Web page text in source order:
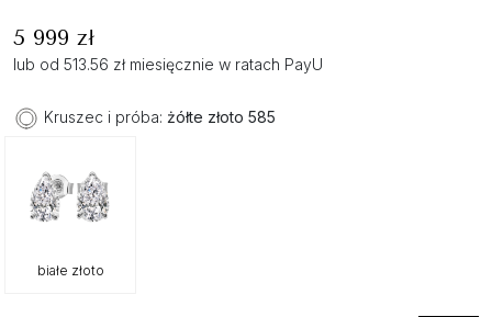
5 999 zł
lub od 513.56 zł miesięcznie w ratach PayU
Kruszec i próba: żółte złoto 585
białe złoto